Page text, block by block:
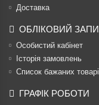
Доставка
ОБЛІКОВИЙ
Особистий кабінет
Історія замовлень
Список бажаних
ГРАФІК РОБОТИ